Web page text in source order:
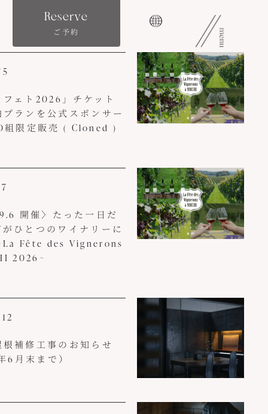
Reserve
ご予約
ェト2026」チケット
ランを公式スポンサー
組限定販売 ( Cloned )
開催〉たった一日だ
ひとつのワイナリーに
Fête des Vignerons
2026~
補修工事のお知らせ
6月末まで）